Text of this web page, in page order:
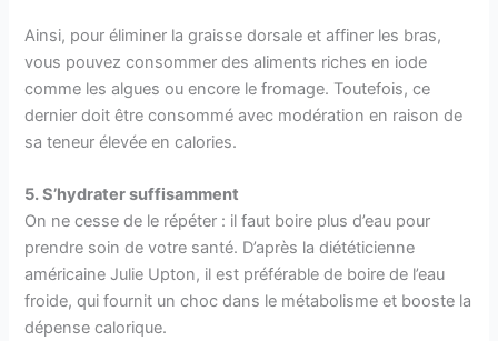
Ainsi, pour éliminer la graisse dorsale et affiner les bras,
vous pouvez consommer des aliments riches en iode
comme les algues ou encore le fromage. Toutefois, ce
dernier doit être consommé avec modération en raison de
sa teneur élevée en calories.
5. S’hydrater suffisamment
On ne cesse de le répéter : il faut boire plus d’eau pour
prendre soin de votre santé. D’après la diététicienne
américaine Julie Upton, il est préférable de boire de l’eau
froide, qui fournit un choc dans le métabolisme et booste la
dépense calorique.